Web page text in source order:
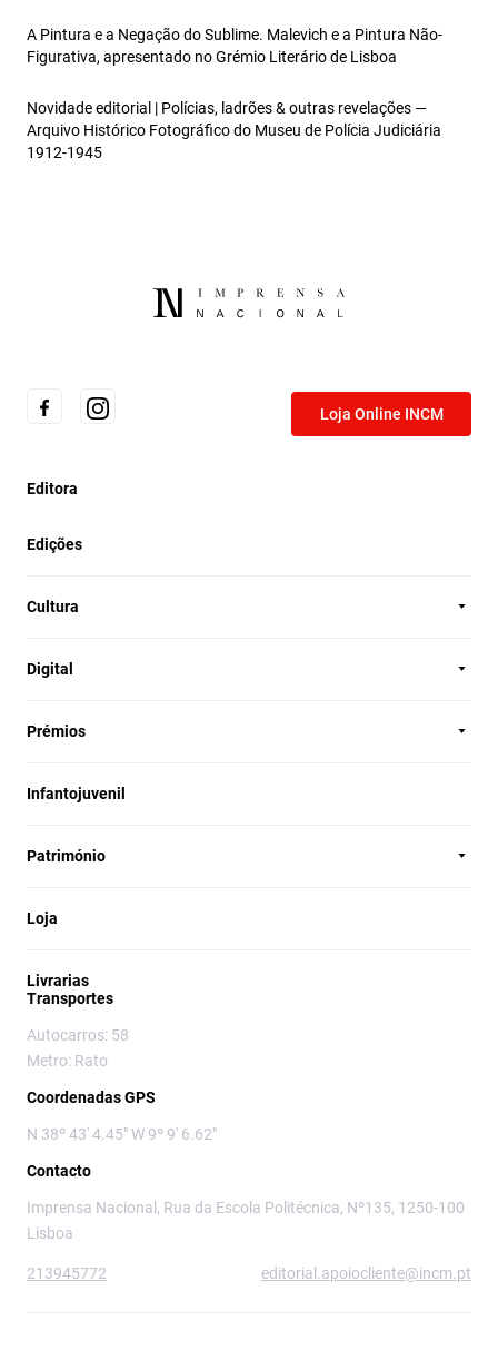
A Pintura e a Negação do Sublime. Malevich e a Pintura Não-
Figurativa, apresentado no Grémio Literário de Lisboa
Novidade editorial | Polícias, ladrões & outras revelações —
Arquivo Histórico Fotográfico do Museu de Polícia Judiciária
1912-1945
Loja Online INCM
Editora
Edições
Cultura
Digital
Prémios
Infantojuvenil
Património
Loja
Livrarias
Transportes
Autocarros: 58
Metro: Rato
Coordenadas GPS
N 38º 43' 4.45" W 9º 9' 6.62"
Contacto
Imprensa Nacional, Rua da Escola Politécnica, Nº135, 1250-100
Lisboa
213945772 editorial.apoiocliente@incm.pt